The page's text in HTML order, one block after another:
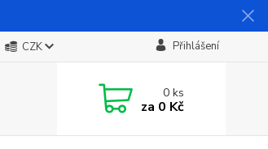
CZK Přihlášení
0ks
za 0 Kč